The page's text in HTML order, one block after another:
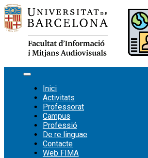
Vés
al
contingut
Inici
Activitats
Professorat
Campus
Professió
De re linguae
Contacte
Web FIMA